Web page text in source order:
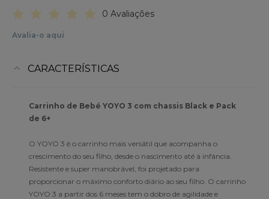
0 Avaliações
Avalia-o aqui
CARACTERÍSTICAS
Carrinho de Bebé YOYO 3 com chassis Black e Pack
de 6+
O YOYO 3 é o carrinho mais versátil que acompanha o
crescimento do seu filho, desde o nascimento até à infância.
Resistente e super manobrável, foi projetado para
proporcionar o máximo conforto diário ao seu filho. O carrinho
YOYO 3 a partir dos 6 meses tem o dobro de agilidade e